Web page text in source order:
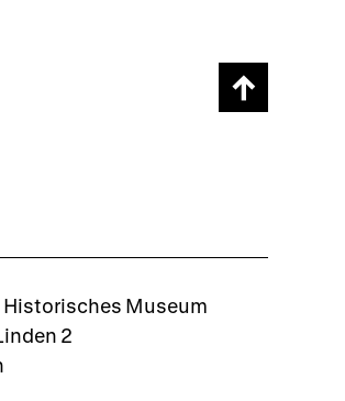
Scroll
page
Historisches Museum
2